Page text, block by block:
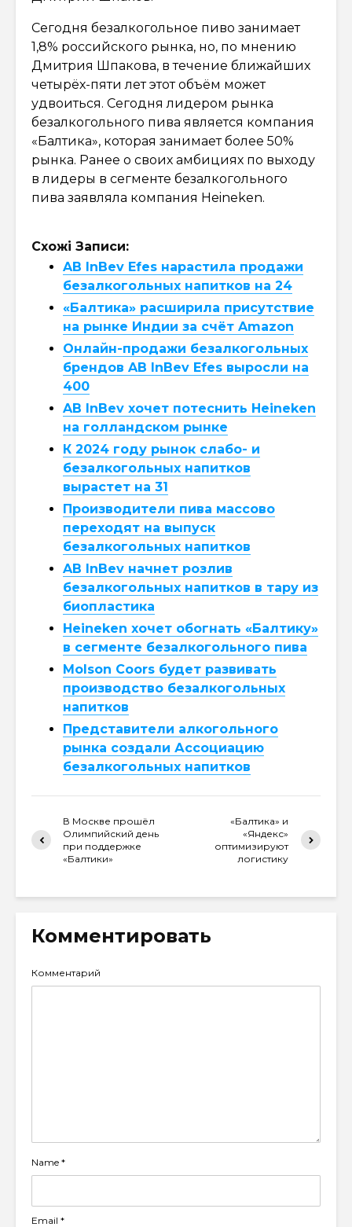
Сегодня безалкогольное пиво занимает
1,8% российского рынка, но, по мнению
Дмитрия Шпакова, в течение ближайших
четырёх-пяти лет этот объём может
удвоиться. Сегодня лидером рынка
безалкогольного пива является компания
«Балтика», которая занимает более 50%
рынка. Ранее о своих амбициях по выходу
в лидеры в сегменте безалкогольного
пива заявляла компания Heineken.
Схожі Записи:
AB InBev Efes нарастила продажи
безалкогольных напитков на 24
«Балтика» расширила присутствие
на рынке Индии за счёт Amazon
Онлайн-продажи безалкогольных
брендов AB InBev Efes выросли на
400
AB InBev хочет потеснить Heineken
на голландском рынке
К 2024 году рынок слабо- и
безалкогольных напитков
вырастет на 31
Производители пива массово
переходят на выпуск
безалкогольных напитков
AB InBev начнет розлив
безалкогольных напитков в тару из
биопластика
Heineken хочет обогнать «Балтику»
в сегменте безалкогольного пива
Molson Coors будет развивать
производство безалкогольных
напитков
Представители алкогольного
рынка создали Ассоциацию
безалкогольных напитков
В Москве прошёл
Олимпийский день
при поддержке
«Балтики»
«Балтика» и
«Яндекс»
оптимизируют
логистику
Комментировать
Комментарий
Name *
Email *